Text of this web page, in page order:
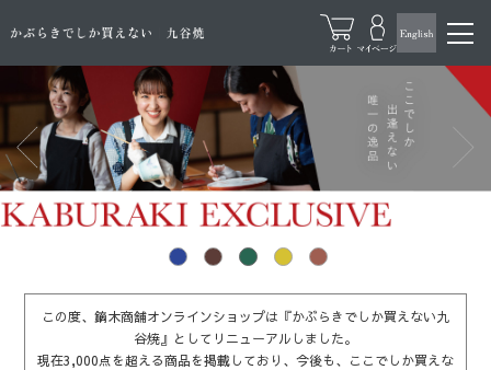
この度、鏑木商舗オンラインショップは『かぶらきでしか買えない九
谷焼』としてリニューアルしました。
現在3,000点を超える商品を掲載しており、今後も、ここでしか買えな